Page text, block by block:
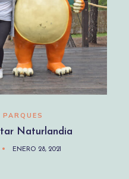
PARQUES
Naturlandia
ENERO 28, 2021